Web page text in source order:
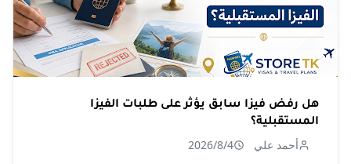
هل رفض فيزا سابق يؤثر على طلبات الفيزا
المستقبلية؟
أحمد علي 2026/8/4